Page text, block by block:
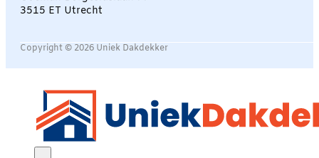
3515 ET Utrecht
Copyright © 2026 Uniek Dakdekker